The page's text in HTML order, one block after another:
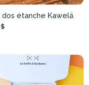
dos étanche Kawelä